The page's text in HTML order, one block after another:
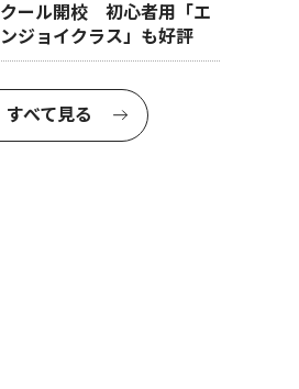
クール開校 初心者用「エ
ンジョイクラス」も好評
すべて見る